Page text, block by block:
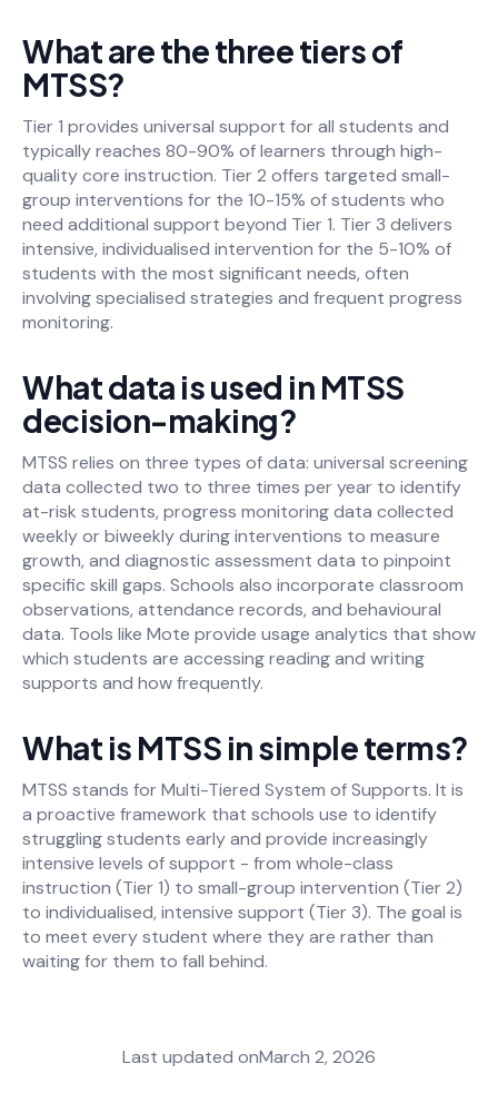
What are the three tiers of
MTSS?
Tier 1 provides universal support for all students and
typically reaches 80-90% of learners through high-
quality core instruction. Tier 2 offers targeted small-
group interventions for the 10-15% of students who
need additional support beyond Tier 1. Tier 3 delivers
intensive, individualised intervention for the 5-10% of
students with the most significant needs, often
involving specialised strategies and frequent progress
monitoring.
What data is used in MTSS
decision-making?
MTSS relies on three types of data: universal screening
data collected two to three times per year to identify
at-risk students, progress monitoring data collected
weekly or biweekly during interventions to measure
growth, and diagnostic assessment data to pinpoint
specific skill gaps. Schools also incorporate classroom
observations, attendance records, and behavioural
data. Tools like Mote provide usage analytics that show
which students are accessing reading and writing
supports and how frequently.
What is MTSS in simple terms?
MTSS stands for Multi-Tiered System of Supports. It is
a proactive framework that schools use to identify
struggling students early and provide increasingly
intensive levels of support - from whole-class
instruction (Tier 1) to small-group intervention (Tier 2)
to individualised, intensive support (Tier 3). The goal is
to meet every student where they are rather than
waiting for them to fall behind.
Last updated onMarch 2, 2026